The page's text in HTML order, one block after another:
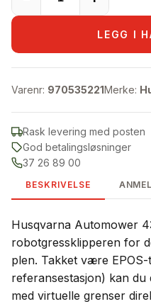
LEGG I
Varenr: 970535221Merke:
Rask levering med posten
God betalingsløsninger
37 26 89 00
BESKRIVELSE
Husqvarna Automower
robotgressklipperen for
plen. Takket være
referansestasjon) kan
med virtuelle grenser